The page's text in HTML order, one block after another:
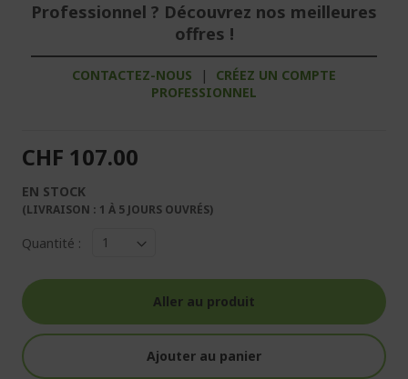
Professionnel ? Découvrez nos meilleures
offres !
CONTACTEZ-NOUS |
CRÉEZ UN COMPTE
PROFESSIONNEL
CHF 107.00
EN STOCK
(LIVRAISON : 1 À 5 JOURS OUVRÉS)
Quantité :
Aller au produit
Ajouter au panier